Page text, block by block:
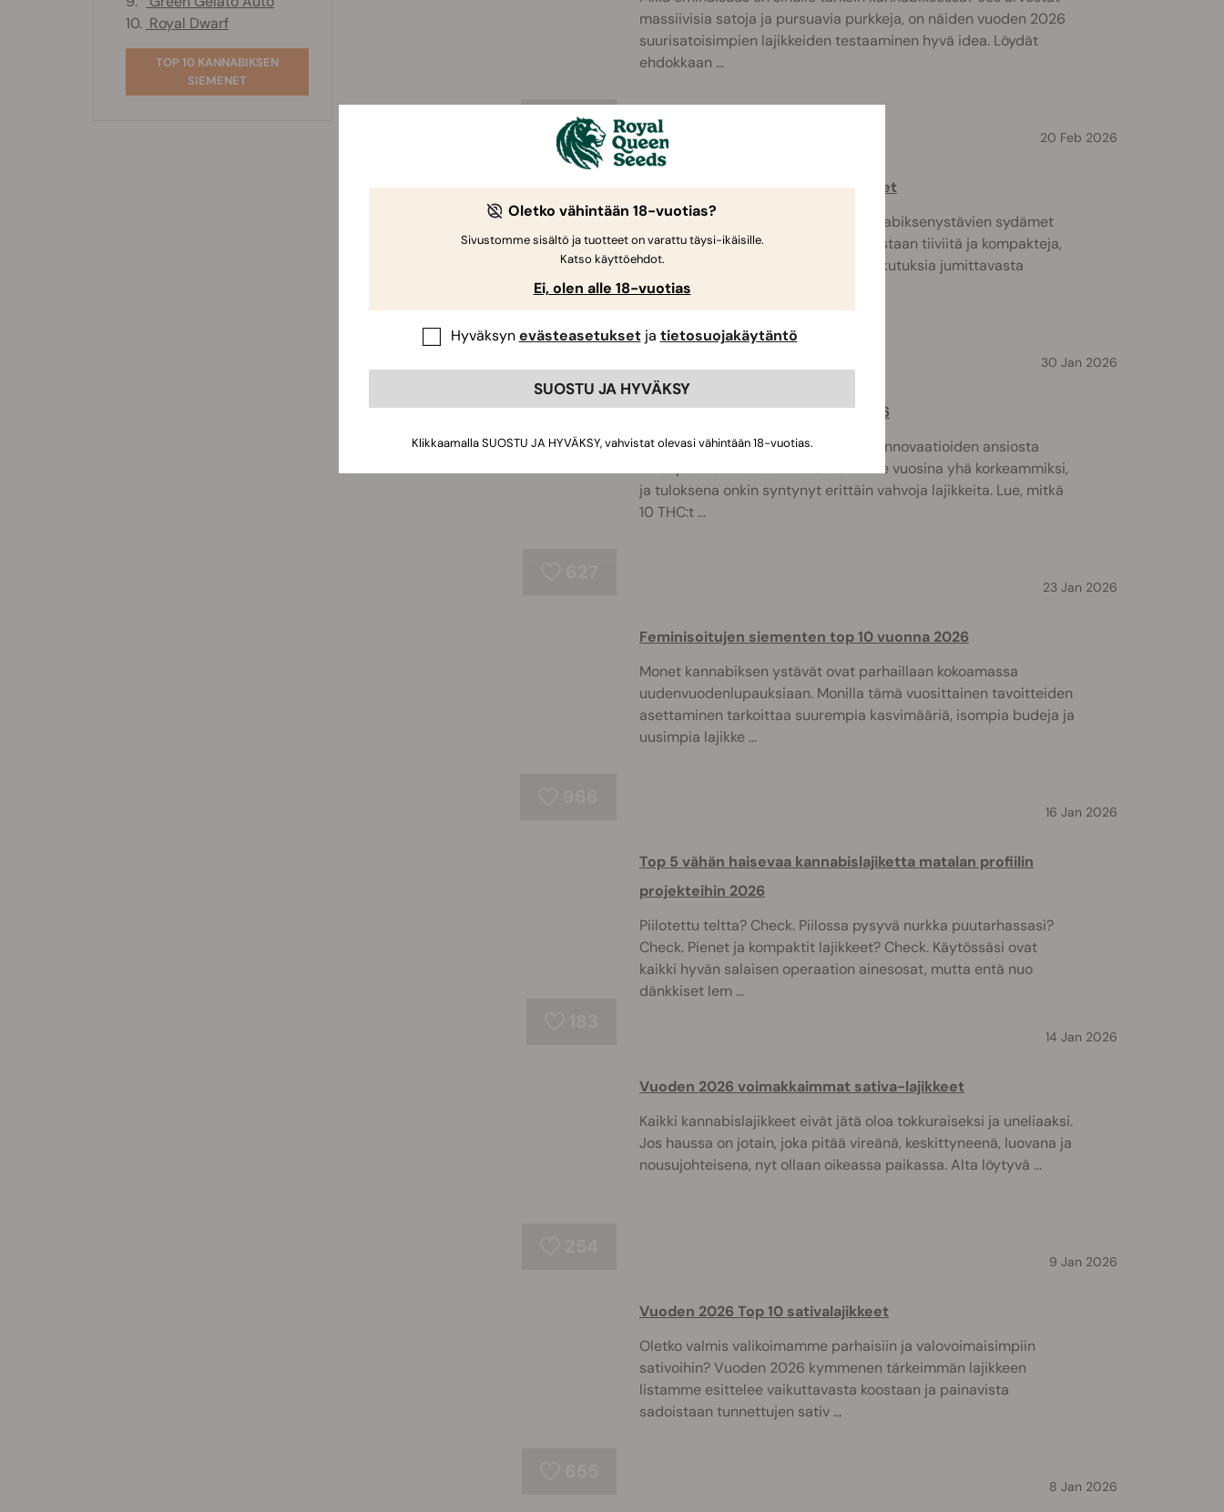
456
massiivisia satoja ja pursuavia purkkeja, on näiden vuoden 2026
suurisatoisimpien lajikkeiden testaaminen hyvä idea. Löydät
ehdokkaan ...
20 Feb 2026
644
Vuoden 2026 Top 10 indica-lajikkeet
Indica-lajikkeet ovat voittaneet kannabiksenystävien sydämet
ympäri maailman. Ne eivät ole ainoastaan tiiviitä ja kompakteja,
vaan tarjoavat myös monenlaisia vaikutuksia jumittavasta
piristävään. J ...
30 Jan 2026
Top 10 THC-lajikkeet vuodelle 2026
Kannabiksen jalostuksessa tehtyjen innovaatioiden ansiosta
THC-pitoisuudet ovat nousseet viime vuosina yhä korkeammiksi,
ja tuloksena onkin syntynyt erittäin vahvoja lajikkeita. Lue, mitkä
10 THC:t ...
23 Jan 2026
Feminisoitujen siementen top 10 vuonna 2026
Monet kannabiksen ystävät ovat parhaillaan kokoamassa
uudenvuodenlupauksiaan. Monilla tämä vuosittainen tavoitteiden
asettaminen tarkoittaa suurempia kasvimääriä, isompia budeja ja
uusimpia lajikke ...
16 Jan 2026
Top 5 vähän haisevaa kannabislajiketta matalan profiilin
projekteihin 2026
Piilotettu teltta? Check. Piilossa pysyvä nurkka puutarhassasi?
Check. Pienet ja kompaktit lajikkeet? Check. Käytössäsi ovat
kaikki hyvän salaisen operaation ainesosat, mutta entä nuo
dänkkiset lem ...
14 Jan 2026
Vuoden 2026 voimakkaimmat sativa-lajikkeet
Kaikki kannabislajikkeet eivät jätä oloa tokkuraiseksi ja uneliaaksi.
Jos haussa on jotain, joka pitää vireänä, keskittyneenä, luovana ja
nousujohteisena, nyt ollaan oikeassa paikassa. Alta löytyvä ...
9 Jan 2026
Vuoden 2026 Top 10 sativalajikkeet
Oletko valmis valikoimamme parhaisiin ja valovoimaisimpiin
sativoihin? Vuoden 2026 kymmenen tärkeimmän lajikkeen
listamme esittelee vaikuttavasta koostaan ja painavista
sadoistaan tunnettujen sativ ...
8 Jan 2026
10. Royal Dwarf
TOP 10 KANNABIKSEN
SIEMENET
Oletko vähintään 18-vuotias?
Sivustomme sisältö ja tuotteet on varattu täysi-ikäisille.
Katso käyttöehdot.
Ei, olen alle 18-vuotias
Hyväksynevästeasetuksetja tietosuojakäytäntö
SUOSTU JA HYVÄKSY
Klikkaamalla SUOSTU JA HYVÄKSY, vahvistat olevasi vähintään 18-vuotias.